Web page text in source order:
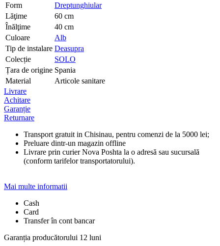
Form
Dreptunghiular
Lăţime
60 cm
Înălţime
40 cm
Culoare
Alb
Tip de instalare Deasupra
Colecție
SOLO
Țara de origine Spania
Material
Articole sanitare
Livrare
Achitare
Garanție
Returnare
Transport gratuit in Chisinau, pentru comenzi de la 5000 lei;
Preluare dintr-un magazin offline
Livrare prin curier Nova Poshta la o adresă sau sucursală
(conform tarifelor transportatorului).
Mai multe informatii
Cash
Card
Transfer în cont bancar
Garanția producătorului 12 luni